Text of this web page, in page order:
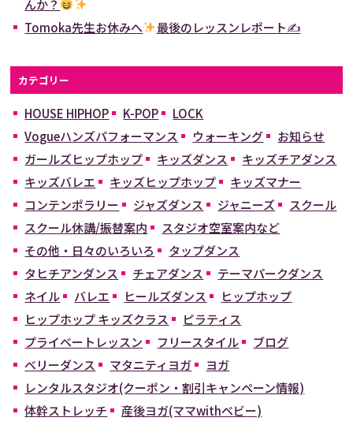
んか？
Tomoka先生お休みへ
最後のレッスンレポート✍
カテゴリー
HOUSE HIPHOP K-POP
LOCK
Vogueハンズパフォーマンス
ウォーキング
お知らせ
ガールズヒップホップ
キッズダンス
キッズチアダンス
キッズバレエ
キッズヒップホップ
キッズマナー
コンテンポラリー
ジャズダンス ジャニーズ
スクール
スクール休講/振替案内
スタジオ空室案内など
その他・日々のいろいろ
タップダンス
タヒチアンダンス
チェアダンス
テーマパークダンス
ネイル
バレエ ヒールズダンス
ヒップホップ
ヒップホップ キッズクラス
ピラティス
プライベートレッスン
フリースタイル
ブログ
ベリーダンス
マタニティヨガ
ヨガ
レンタルスタジオ(クーポン・割引キャンペーン情報)
体幹ストレッチ
産後ヨガ(ママwithベビー)